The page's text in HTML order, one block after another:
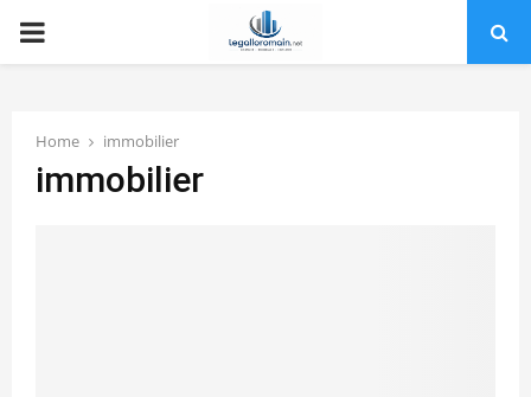
PRIMARY
Home immobilier
immobilier